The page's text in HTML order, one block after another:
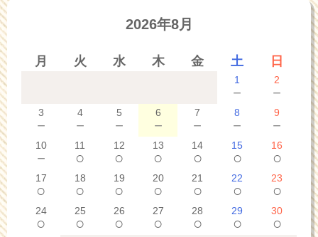
2026年8月
月 火 水 木 金 土 日
1
－
2
－
3
－
4
－
5
－
6
－
7
－
8
－
9
－
10
－
11
○
12
○
13
○
14
○
15
○
16
○
17
○
18
○
19
○
20
○
21
○
22
○
23
○
24
○
25
○
26
○
27
○
28
○
29
○
30
○